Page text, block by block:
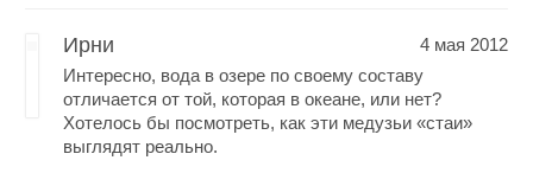
Ирни
4 мая 2012
Интересно, вода в озере по своему составу
отличается от той, которая в океане, или нет?
Хотелось бы посмотреть, как эти медузьи «стаи»
выглядят реально.